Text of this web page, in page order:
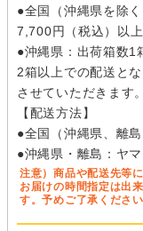
●全国（沖縄県を除
7,700円（税込）以
●沖縄県：出荷箱数1
2箱以上での配送と
させていただきます
【配送方法】
●全国（沖縄県、離
●沖縄県・離島：ヤマ
注意）商品や配送先等
お届けの時間指定は出
す。予めご了承ください